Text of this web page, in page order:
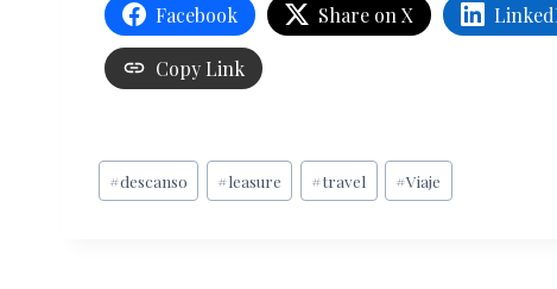
Facebook Share on X
Copy Link
Etiquetas
de
#descanso #leasure #travel #Viaje